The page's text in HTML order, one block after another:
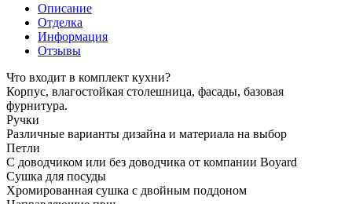
Описание
Отделка
Информация
Отзывы
Что входит в комплект кухни?
Корпус, влагостойкая столешница, фасады, базовая
фурнитура.
Ручки
Различные варианты дизайна и материала на выбор
Петли
С доводчиком или без доводчика от компании Boyard
Сушка для посуды
Хромированная сушка с двойным поддоном